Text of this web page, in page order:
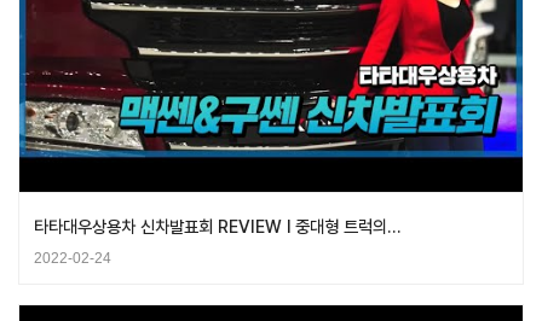
타타대우상용차 신차발표회 REVIEW l 중대형 트럭의…
2022-02-24